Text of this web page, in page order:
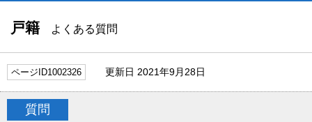
戸籍 よくある質問
ページID1002326 更新日 2021年9月28日
質問